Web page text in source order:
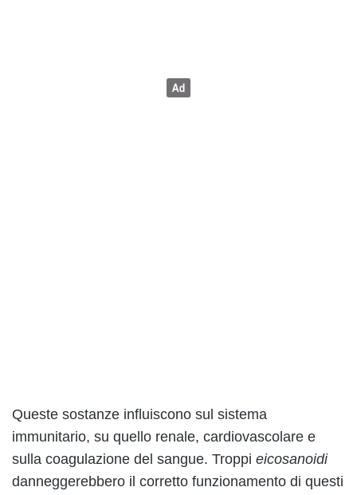
Queste sostanze influiscono sul sistema
immunitario, su quello renale, cardiovascolare e
sulla coagulazione del sangue. Troppi eicosanoidi
danneggerebbero il corretto funzionamento di questi